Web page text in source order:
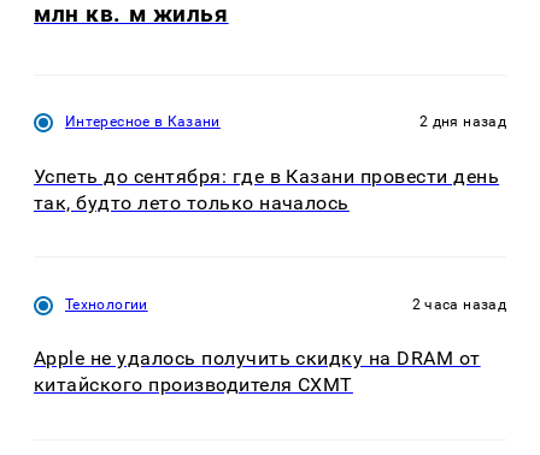
млн кв. м жилья
Интересное в Казани 2 дня назад
Успеть до сентября: где в Казани провести день
так, будто лето только началось
Технологии 2 часа назад
Apple не удалось получить скидку на DRAM от
китайского производителя CXMT